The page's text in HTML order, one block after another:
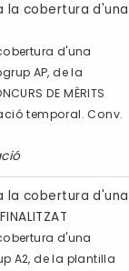
la cobertura d'una
d'una
AP, de la
DE MÈRITS
temporal. Conv.
la cobertura d'una
d'una
A2, de la plantilla